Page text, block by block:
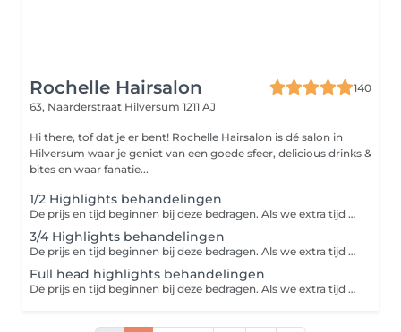
Rochelle Hairsalon
140
63, Naarderstraat Hilversum 1211 AJ
Hi there, tof dat je er bent! Rochelle Hairsalon is dé salon in
Hilversum waar je geniet van een goede sfeer, delicious drinks &
bites en waar fanatie...
1/2 Highlights behandelingen
De prijs en tijd beginnen bij deze bedragen. Als we extra tijd en/of technieken nodig hebben, bespreken we dat samen voordat we aan de slag gaan!
3/4 Highlights behandelingen
De prijs en tijd beginnen bij deze bedragen. Als we extra tijd en/of technieken nodig hebben, bespreken we dat samen voordat we aan de slag gaan!
Full head highlights behandelingen
De prijs en tijd beginnen bij deze bedragen. Als we extra tijd en/of technieken nodig hebben, bespreken we dat samen voordat we aan de slag gaan!